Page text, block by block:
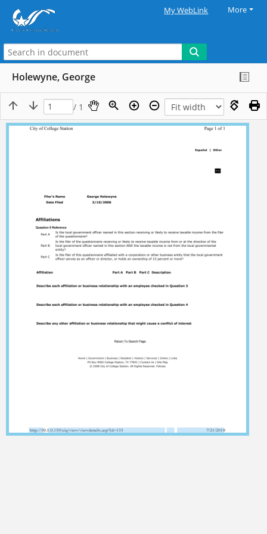
My WebLink More
Holewyne, George
/ 1